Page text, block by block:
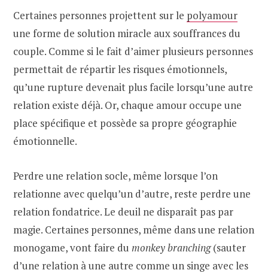
Certaines personnes projettent sur le polyamour
une forme de solution miracle aux souffrances du
couple. Comme si le fait d’aimer plusieurs personnes
permettait de répartir les risques émotionnels,
qu’une rupture devenait plus facile lorsqu’une autre
relation existe déjà. Or, chaque amour occupe une
place spécifique et possède sa propre géographie
émotionnelle.
Perdre une relation socle, même lorsque l’on
relationne avec quelqu’un d’autre, reste perdre une
relation fondatrice. Le deuil ne disparaît pas par
magie. Certaines personnes, même dans une relation
monogame, vont faire du monkey branching(sauter
d’une relation à une autre comme un singe avec les